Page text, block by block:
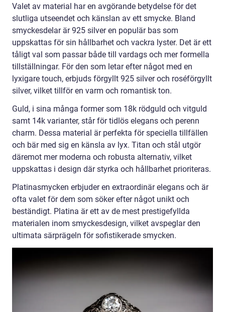
Valet av material har en avgörande betydelse för det
slutliga utseendet och känslan av ett smycke. Bland
smyckesdelar är 925 silver en populär bas som
uppskattas för sin hållbarhet och vackra lyster. Det är ett
tåligt val som passar både till vardags och mer formella
tillställningar. För den som letar efter något med en
lyxigare touch, erbjuds förgyllt 925 silver och roséförgyllt
silver, vilket tillför en varm och romantisk ton.
Guld, i sina många former som 18k rödguld och vitguld
samt 14k varianter, står för tidlös elegans och perenn
charm. Dessa material är perfekta för speciella tillfällen
och bär med sig en känsla av lyx. Titan och stål utgör
däremot mer moderna och robusta alternativ, vilket
uppskattas i design där styrka och hållbarhet prioriteras.
Platinasmycken erbjuder en extraordinär elegans och är
ofta valet för dem som söker efter något unikt och
beständigt. Platina är ett av de mest prestigefyllda
materialen inom smyckesdesign, vilket avspeglar den
ultimata särprägeln för sofistikerade smycken.